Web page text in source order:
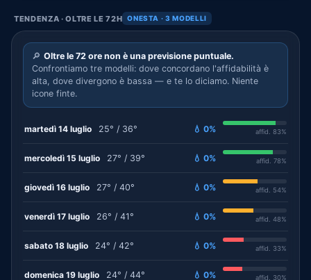
TENDENZA · OLTRE LE 72H ONESTA · 3 MODELLI
🔎 Oltre le 72 ore non è una previsione puntuale.
Confrontiamo tre modelli: dove concordano l'affidabilità è
alta, dove divergono è bassa — e te lo diciamo. Niente
icone finte.
martedì 14 luglio 25° / 36° 💧 0% affid. 83%
mercoledì 15 luglio 27° / 39° 💧 0% affid. 78%
giovedì 16 luglio 27° / 40° 💧 0% affid. 54%
venerdì 17 luglio 26° / 41° 💧 0% affid. 48%
sabato 18 luglio 24° / 42° 💧 0% affid. 33%
domenica 19 luglio 24° / 44° 💧 0% affid. 30%